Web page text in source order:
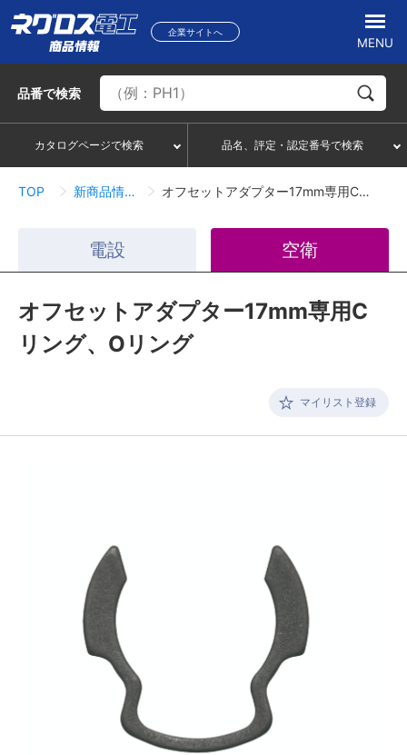
企業サイトへ
MENU
品番で検索
カタログページで検索 品名、評定・認定番号で検索
TOP 新商品情報一覧 オフセットアダプター17mm専用Cリング、Oリング
電設 空衛
オフセットアダプター17mm専用C
リング、Oリング
マイリスト登録